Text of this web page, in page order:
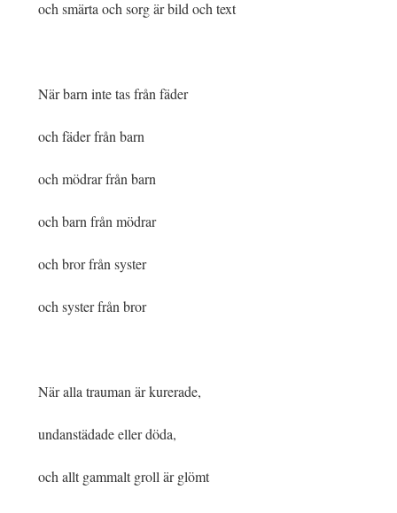
och smärta och sorg är bild och text
När barn inte tas från fäder
och fäder från barn
och mödrar från barn
och barn från mödrar
och bror från syster
och syster från bror
När alla trauman är kurerade,
undanstädade eller döda,
och allt gammalt groll är glömt